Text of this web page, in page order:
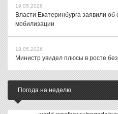
19.05.2026
Власти Екатеринбурга заявили об
мобилизации
18.05.2026
Министр увидел плюсы в росте
Погода на неделю